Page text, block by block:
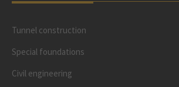
Tunnel construction
Special foundations
Civil engineering